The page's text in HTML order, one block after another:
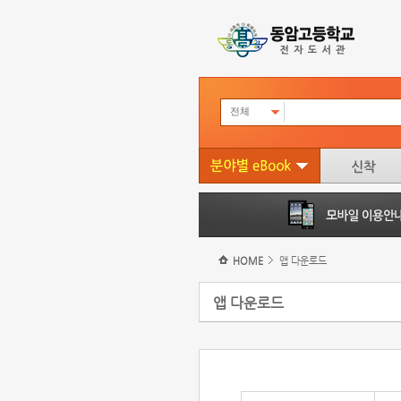
전체
HOME 앱 다운로드
앱 다운로드